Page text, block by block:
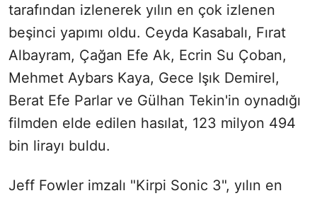
tarafından izlenerek yılın en çok izlenen
beşinci yapımı oldu. Ceyda Kasabalı, Fırat
Albayram, Çağan Efe Ak, Ecrin Su Çoban,
Mehmet Aybars Kaya, Gece Işık Demirel,
Berat Efe Parlar ve Gülhan Tekin'in oynadığı
filmden elde edilen hasılat, 123 milyon 494
bin lirayı buldu.
Jeff Fowler imzalı "Kirpi Sonic 3", yılın en